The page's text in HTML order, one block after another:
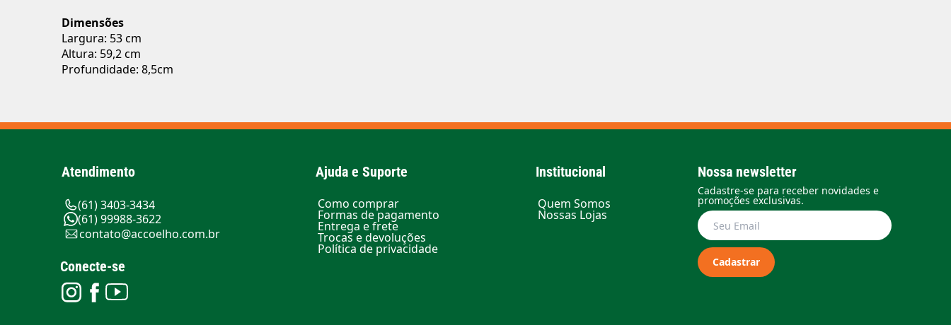
Dimensões
Largura: 53 cm
Altura: 59,2 cm
Profundidade: 8,5cm
Atendimento
(61) 3403-3434
(61) 99988-3622
contato@accoelho.com.br
Conecte-se
Ajuda e Suporte
Como comprar
Formas de pagamento
Entrega e frete
Trocas e devoluções
Política de privacidade
Institucional
Quem Somos
Nossas Lojas
Nossa newsletter
Cadastre-se para receber novidades e
promoções exclusivas.
Cadastrar